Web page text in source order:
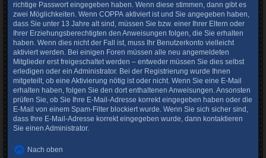
richtige Passwort eingegeben haben. Wenn diese stimmen, dann gibt es
zwei Möglichkeiten. Wenn COPPA aktiviert ist und Sie angegeben haben,
dass Sie unter 13 Jahre alt sind, müssen Sie bzw. einer Ihrer Eltern oder
Ihrer Erziehungsberechtigten den Anweisungen folgen, die Sie erhalten
haben. Wenn dies nicht der Fall ist, muss Ihr Benutzerkonto vielleicht
aktiviert werden. Bei einigen Foren müssen alle neu angemeldeten
Mitglieder erst freigeschaltet werden – entweder müssen Sie dies selbst
erledigen oder ein Administrator. Bei der Registrierung wurde Ihnen
mitgeteilt, ob eine Aktivierung nötig ist oder nicht. Wenn Sie eine E-Mail
erhalten haben, folgen Sie den dort enthaltenen Anweisungen. Ansonsten
prüfen Sie, ob Sie Ihre E-Mail-Adresse korrekt eingegeben haben oder die
E-Mail von einem Spam-Filter blockiert wurde. Wenn Sie sich sicher sind,
dass Ihre E-Mail-Adresse korrekt eingegeben wurde, dann kontaktieren
Sie einen Administrator.
Nach oben